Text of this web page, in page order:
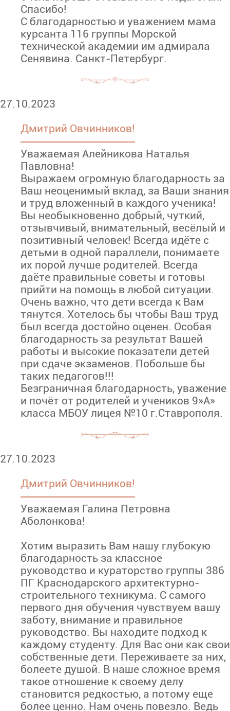
Спасибо!
С благодарностью и уважением мама
курсанта 116 группы Морской
технической академии им адмирала
Сенявина. Санкт-Петербург.
27.10.2023
Дмитрий Овчинников!
Уважаемая Алейникова Наталья
Павловна!
Выражаем огромную благодарность за
Ваш неоценимый вклад, за Ваши знания
и труд вложенный в каждого ученика!
Вы необыкновенно добрый, чуткий,
отзывчивый, внимательный, весёлый и
позитивный человек! Всегда идёте с
детьми в одной параллели, понимаете
их порой лучше родителей. Всегда
даёте правильные советы и готовы
прийти на помощь в любой ситуации.
Очень важно, что дети всегда к Вам
тянутся. Хотелось бы чтобы Ваш труд
был всегда достойно оценен. Особая
благодарность за результат Вашей
работы и высокие показатели детей
при сдаче экзаменов. Побольше бы
таких педагогов!!!
Безграничная благодарность, уважение
и почёт от родителей и учеников 9»А»
класса МБОУ лицея №10 г.Ставрополя.
27.10.2023
Дмитрий Овчинников!
Уважаемая Галина Петровна
Аболонкова!
Хотим выразить Вам нашу глубокую
благодарность за классное
руководство и кураторство группы 386
ПГ Краснодарского архитектурно-
строительного техникума. С самого
первого дня обучения чувствуем вашу
заботу, внимание и правильное
руководство. Вы находите подход к
каждому студенту. Для Вас они как свои
собственные дети. Переживаете за них,
болеете душой. В наше сложное время
такое отношение к своему делу
становится редкостью, а потому еще
более ценно. Нам очень повезло. Ведь